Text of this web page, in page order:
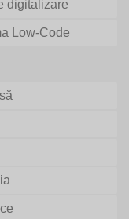
digitalizare
Low-Code